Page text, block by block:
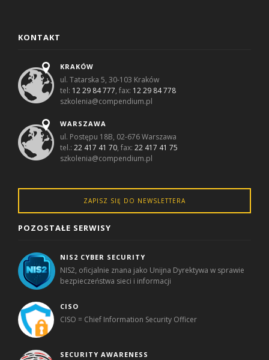
KONTAKT
KRAKÓW
ul. Tatarska 5, 30-103 Kraków
tel: 12 29 84 777, fax: 12 29 84 778
szkolenia@compendium.pl
WARSZAWA
ul. Postępu 18B, 02-676 Warszawa
tel.:22 417 41 70, fax:22 417 41 75
szkolenia@compendium.pl
ZAPISZ SIĘ DO NEWSLETTERA
POZOSTAŁE SERWISY
NIS2 CYBER SECURITY
NIS2, oficjalnie znana jako Unijna Dyrektywa w sprawie
bezpieczeństwa sieci i informacji
CISO
CISO = Chief Information Security Officer
SECURITY AWARENESS